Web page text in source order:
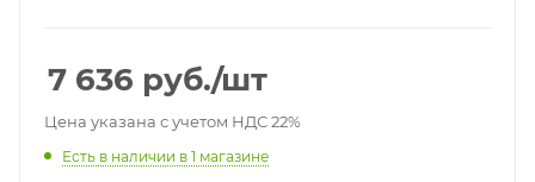
2704×2104; H.265/H.264; DWDR; Onvif 2.4; P2P; PoE; IР67;
-45°С...+50°С; 150х66х67 мм; 390 г.
7 636 руб./шт
Цена указана с учетом НДС 22%
Есть в наличии в 1 магазине